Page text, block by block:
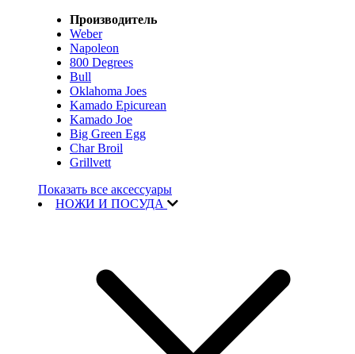
Производитель
Weber
Napoleon
800 Degrees
Bull
Oklahoma Joes
Kamado Epicurean
Kamado Joe
Big Green Egg
Char Broil
Grillvett
Показать все аксессуары
НОЖИ И ПОСУДА